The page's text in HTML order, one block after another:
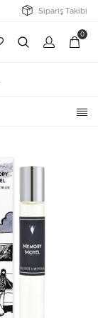
Sipariş Takibi
0